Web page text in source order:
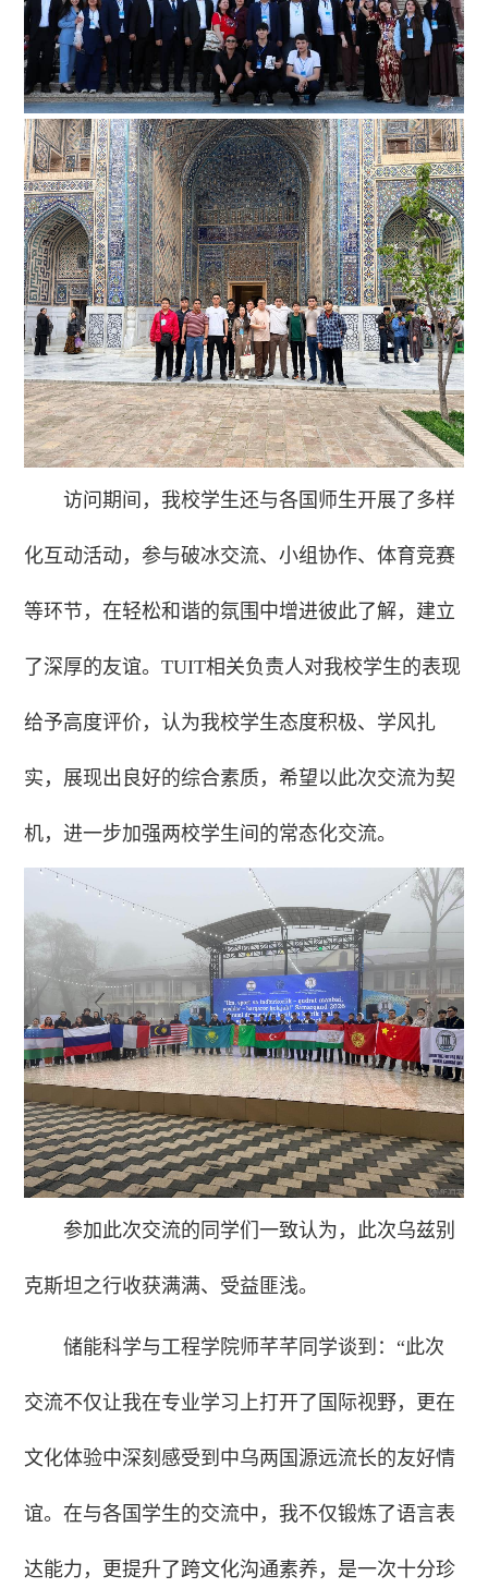
访问期间，我校学生还与各国师生开展了多样
化互动活动，参与破冰交流、小组协作、体育竞赛
等环节，在轻松和谐的氛围中增进彼此了解，建立
了深厚的友谊。TUIT相关负责人对我校学生的表现
给予高度评价，认为我校学生态度积极、学风扎
实，展现出良好的综合素质，希望以此次交流为契
机，进一步加强两校学生间的常态化交流。
参加此次交流的同学们一致认为，此次乌兹别
克斯坦之行收获满满、受益匪浅。
储能科学与工程学院师芊芊同学谈到：“此次
交流不仅让我在专业学习上打开了国际视野，更在
文化体验中深刻感受到中乌两国源远流长的友好情
谊。在与各国学生的交流中，我不仅锻炼了语言表
达能力，更提升了跨文化沟通素养，是一次十分珍